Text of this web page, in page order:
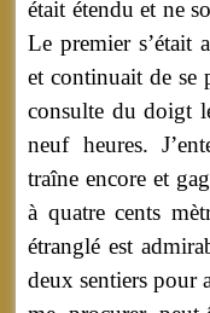
était étendu et ne
Le premier s’était
et continuait de se
consulte du doigt
neuf heures.
traîne encore et
à quatre cents
étranglé est
deux sentiers pour